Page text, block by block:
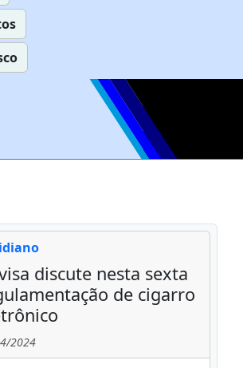
discute nesta sexta
de cigarro
2024